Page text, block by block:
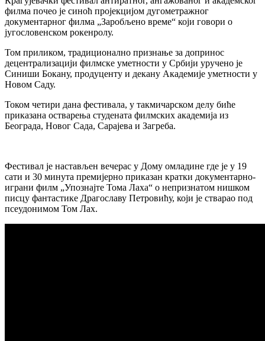
филма почео је синоћ пројекцијом дугометражног
документарног филма „Заробљено време“ који говори о
југословенском рокенролу.
Том приликом, традиционално признање за допринос
децентрализацији филмске уметности у Србији уручено је
Синиши Бокану, продуценту и декану Академије уметности у
Новом Саду.
Током четири дана фестивала, у такмичарском делу биће
приказана остварења студената филмских академија из
Београда, Новог Сада, Сарајева и Загреба.
Фестивал је настављен вечерас у Дому омладине где је у 19
сати и 30 минута премијерно приказан кратки документарно-
играни филм „Упознајте Тома Лаха“ о непризнатом нишком
писцу фантастике Драгославу Петровићу, који је стварао под
псеудонимом Том Лах.